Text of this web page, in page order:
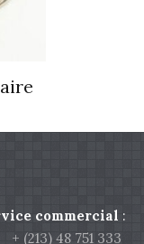
commercial :
(213) 48 751 333